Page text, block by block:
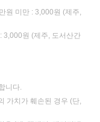
원 미만 : 3,000원 (제주,
3,000원 (제주, 도서산간
니다.
가치가 훼손된 경우 (단,